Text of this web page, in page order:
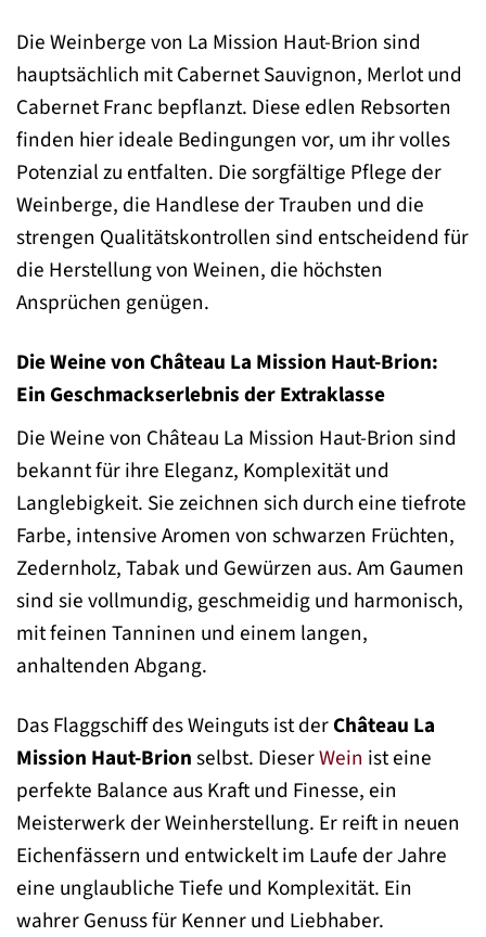
Die Weinberge von La Mission Haut-Brion sind
hauptsächlich mit Cabernet Sauvignon, Merlot und
Cabernet Franc bepflanzt. Diese edlen Rebsorten
finden hier ideale Bedingungen vor, um ihr volles
Potenzial zu entfalten. Die sorgfältige Pflege der
Weinberge, die Handlese der Trauben und die
strengen Qualitätskontrollen sind entscheidend für
die Herstellung von Weinen, die höchsten
Ansprüchen genügen.
Die Weine von Château La Mission Haut-Brion:
Ein Geschmackserlebnis der Extraklasse
Die Weine von Château La Mission Haut-Brion sind
bekannt für ihre Eleganz, Komplexität und
Langlebigkeit. Sie zeichnen sich durch eine tiefrote
Farbe, intensive Aromen von schwarzen Früchten,
Zedernholz, Tabak und Gewürzen aus. Am Gaumen
sind sie vollmundig, geschmeidig und harmonisch,
mit feinen Tanninen und einem langen,
anhaltenden Abgang.
Das Flaggschiff des Weinguts ist derChâteau La
Mission Haut-Brionselbst. DieserWein ist eine
perfekte Balance aus Kraft und Finesse, ein
Meisterwerk der Weinherstellung. Er reift in neuen
Eichenfässern und entwickelt im Laufe der Jahre
eine unglaubliche Tiefe und Komplexität. Ein
wahrer Genuss für Kenner und Liebhaber.